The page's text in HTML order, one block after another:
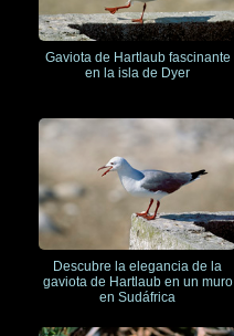
Gaviota de Hartlaub fascinante
en la isla de Dyer
Descubre la elegancia de la
gaviota de Hartlaub en un muro
en Sudáfrica